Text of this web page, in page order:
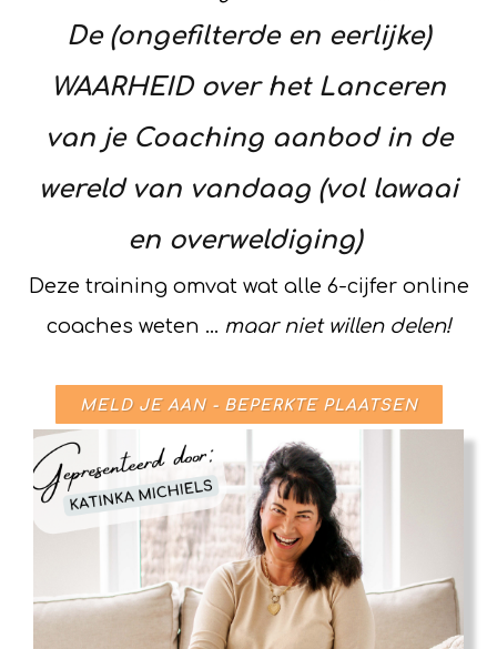
De (ongefilterde en eerlijke)
WAARHEID over het Lanceren
van je Coaching aanbod in de
wereld van vandaag (vol lawaai
en overweldiging)
Deze training omvat wat alle 6-cijfer online
coaches weten ... maar niet willen delen!
MELD JE AAN - BEPERKTE PLAATSEN